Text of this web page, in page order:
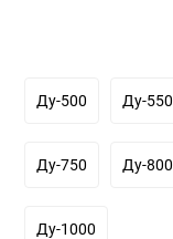
Ду-500 Ду-550
Ду-750 Ду-800
Ду-1000